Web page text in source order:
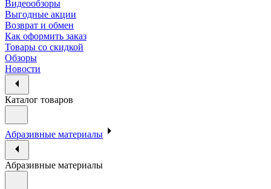
Видеообзоры
Выгодные акции
Возврат и обмен
Как оформить заказ
Товары со скидкой
Обзоры
Новости
Каталог товаров
Абразивные материалы
Абразивные материалы